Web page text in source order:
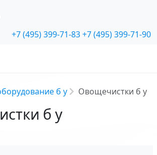
+7 (495) 399-71-83+7 (495) 399-71-90
б у Овощечистки б у
б у